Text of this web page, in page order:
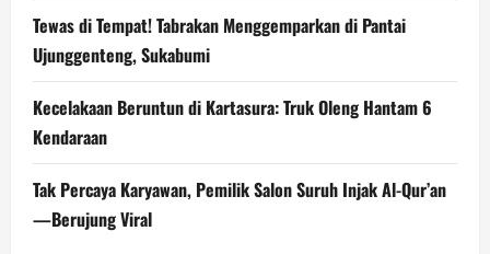
Tewas di Tempat! Tabrakan Menggemparkan di Pantai
Ujunggenteng, Sukabumi
Kecelakaan Beruntun di Kartasura: Truk Oleng Hantam 6
Kendaraan
Tak Percaya Karyawan, Pemilik Salon Suruh Injak Al-Qur’an
—Berujung Viral